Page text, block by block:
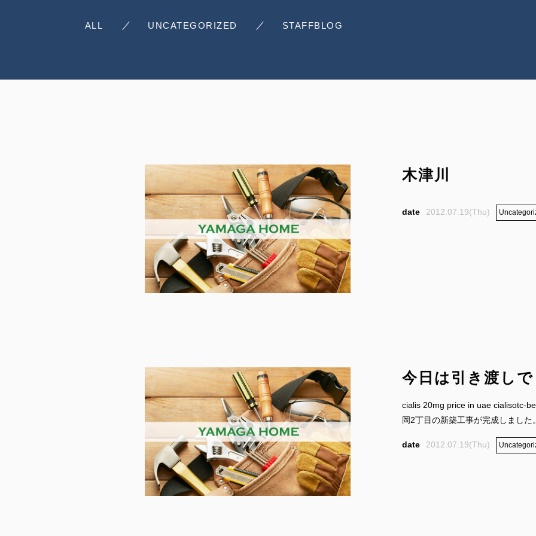
ALL UNCATEGORIZED STAFFBLOG
木津川
2012.07.19(Thu)
今日は引き渡し
cialis 20mg price in uae cialisotc-
岡2丁目の新築工事が完成しました
2012.07.19(Thu)